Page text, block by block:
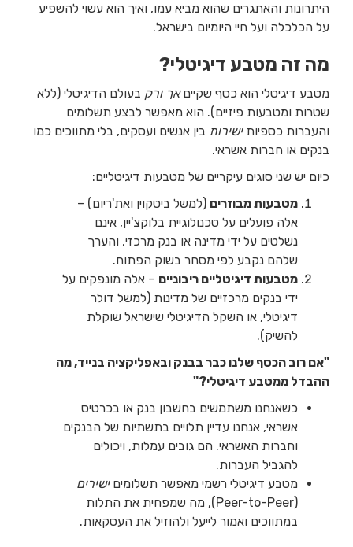
היתרונות והאתגרים שהוא מביא עמו, ואיך הוא עשוי להשפיע
על הכלכלה ועל חיי היומיום בישראל.
מה זה מטבע דיגיטלי?
מטבע דיגיטלי הוא כסף שקייםאך ורק בעולם הדיגיטלי (ללא
שטרות ומטבעות פיזיים). הוא מאפשר לבצע תשלומים
והעברות כספיותישירות בין אנשים ועסקים, בלי מתווכים כמו
בנקים או חברות אשראי.
כיום יש שני סוגים עיקריים של מטבעות דיגיטליים:
מטבעות מבוזרים (למשל ביטקוין ואת'ריום) –
אלה פועלים על טכנולוגיית בלוקצ'יין, אינם
נשלטים על ידי מדינה או בנק מרכזי, והערך
שלהם נקבע לפי מסחר בשוק הפתוח.
מטבעות דיגיטליים ריבוניים – אלה מונפקים על
ידי בנקים מרכזיים של מדינות (למשל דולר
דיגיטלי, או השקל הדיגיטלי שישראל שוקלת
להשיק).
"אם רוב הכסף שלנו כבר בבנק ובאפליקציה בנייד, מה
ההבדל ממטבע דיגיטלי?"
כשאנחנו משתמשים בחשבון בנק או בכרטיס
אשראי, אנחנו עדיין תלויים בתשתיות של הבנקים
וחברות האשראי. הם גובים עמלות, ויכולים
להגביל העברות.
מטבע דיגיטלי רשמי מאפשר תשלומיםישירים
(Peer-to-Peer), מה שמפחית את התלות
במתווכים ואמור לייעל ולהוזיל את העסקאות.